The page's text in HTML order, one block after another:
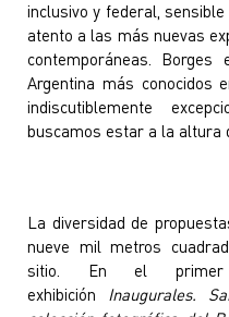
inclusivo y federal,
atento a las más nuevas
contemporáneas.
Argentina más conocidos
indiscutiblemente
buscamos estar a la altura
La diversidad de
nueve mil metros
sitio. En el
exhibición Inaugurales.